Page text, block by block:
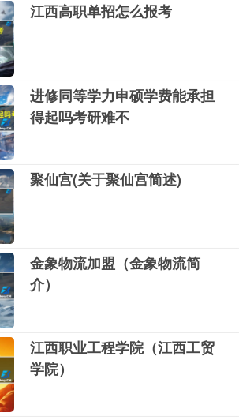
江西高职单招怎么报考
进修同等学力申硕学费能承担
得起吗考研难不
聚仙宫(关于聚仙宫简述)
金象物流加盟（金象物流简
介）
江西职业工程学院（江西工贸
学院）